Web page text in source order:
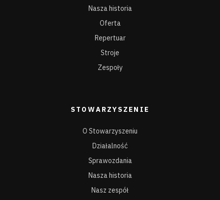
Nasza historia
Oferta
Repertuar
Stroje
Zespoły
STOWARZYSZENIE
O Stowarzyszeniu
Działalność
Sprawozdania
Nasza historia
Nasz zespół